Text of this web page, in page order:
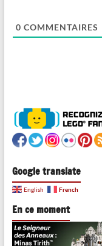
0 COMMENTAIRES
Google translate
English French
En ce moment